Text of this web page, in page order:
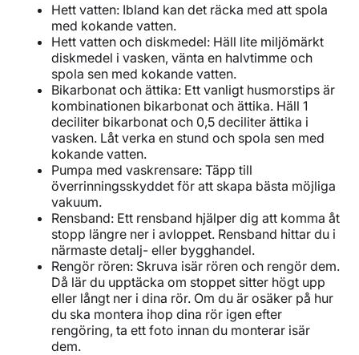
Hett vatten: Ibland kan det räcka med att spola
med kokande vatten.
Hett vatten och diskmedel: Häll lite miljömärkt
diskmedel i vasken, vänta en halvtimme och
spola sen med kokande vatten.
Bikarbonat och ättika: Ett vanligt husmorstips är
kombinationen bikarbonat och ättika. Häll 1
deciliter bikarbonat och 0,5 deciliter ättika i
vasken. Låt verka en stund och spola sen med
kokande vatten.
Pumpa med vaskrensare: Täpp till
överrinningsskyddet för att skapa bästa möjliga
vakuum.
Rensband: Ett rensband hjälper dig att komma åt
stopp längre ner i avloppet. Rensband hittar du i
närmaste detalj- eller bygghandel.
Rengör rören: Skruva isär rören och rengör dem.
Då lär du upptäcka om stoppet sitter högt upp
eller långt ner i dina rör. Om du är osäker på hur
du ska montera ihop dina rör igen efter
rengöring, ta ett foto innan du monterar isär
dem.